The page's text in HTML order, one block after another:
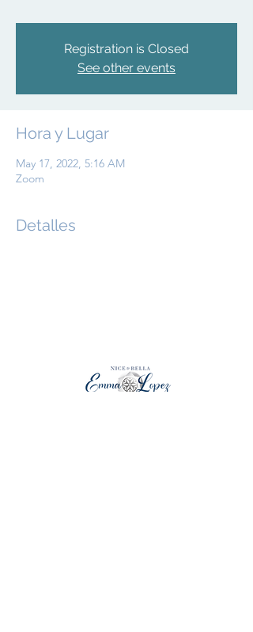
Registration is Closed
See other events
Hora y Lugar
May 17, 2022, 5:16 AM
Zoom
Detalles